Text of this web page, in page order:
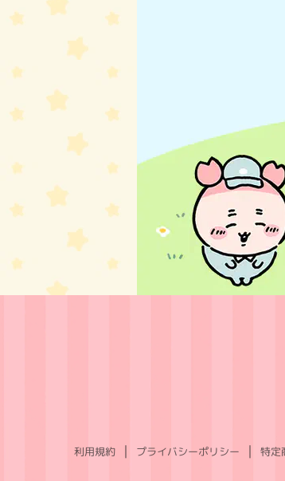
利用規約 プライバシーポリシー 特定